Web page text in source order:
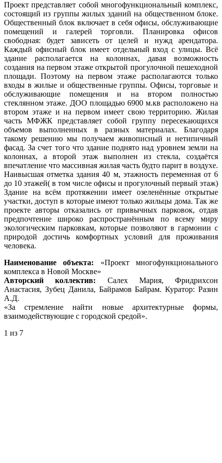
Проект представляет собой многофункциональный комплекс,
состоящий из группы жилых зданий на общественном блоке.
Общественный блок включает в себя офисы, обслуживающие
помещений и галерей торговли. Планировка офисов
свободная: будет зависеть от целей и нужд арендатора.
Каждый офисный блок имеет отдельный вход с улицы. Всё
здание располагается на колоннах, давая возможность
создания на первом этаже открытой прогулочной пешеходной
площади. Поэтому на первом этаже располагаются только
входы в жилые и общественные группы. Офисы, торговые и
обслуживающие помещения и на втором полностью
стеклянном этаже. ДОО площадью 6900 м.кв расположено на
втором этаже и на первом имеет свою территорию. Жилая
часть МФЖК представляет собой группу пересекающихся
объемов выполненных в разных материалах. Благодаря
такому решению мы получаем живописный и нетипичный
фасад. За счет того что здание поднято над уровнем земли на
колоннах, а второй этаж выполнен из стекла, создаётся
впечатление что массивная жилая часть будто парит в воздухе.
Наивысшая отметка здания 40 м, этажность переменная от 6
до 10 этажей( в том числе офисы и прогулочный первый этаж)
Здание на всём протяжении имеет озеленённые открытые
участки, доступ в которые имеют только жильцы дома. Так же
проекте авторы отказались от привычных парковок, отдав
предпочтение широко распространённым по всему миру
экологическим парковкам, которые позволяют в гармонии с
природой достичь комфортных условий для проживания
человека.
Наименование объекта: «Проект многофункционального
комплекса в Новой Москве»
Авторский коллектив: Салех Мария, Фридрихсон
Анастасия, Зубец Данила, Байрамов Байрам. Куратор: Разин
А.Д.
«За стремление найти новые архитектурные формы,
взаимодействующие с городской средой».
1 из 7